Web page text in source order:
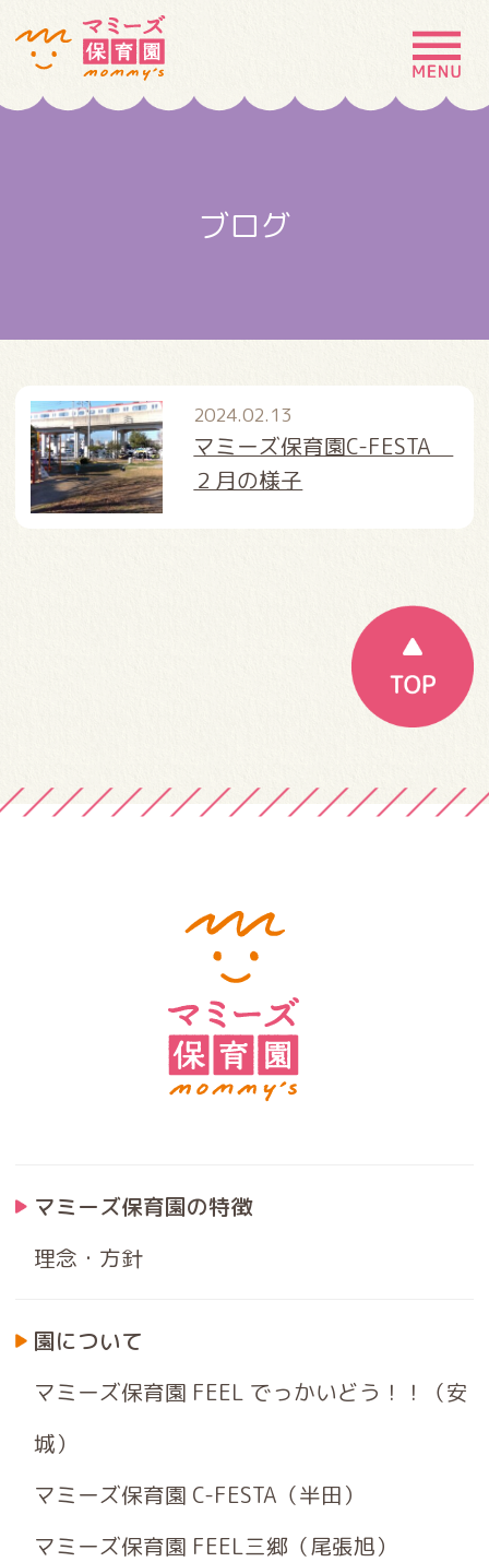
MENU
採用情報 お問い合わせ
ブログ
2024.02.13
マミーズ保育園C-FESTA
２月の様子
マミーズ保育園の特徴
理念・方針
園について
マミーズ保育園 FEEL でっかいどう！！（安
城）
マミーズ保育園 C-FESTA（半田）
マミーズ保育園 FEEL三郷（尾張旭）